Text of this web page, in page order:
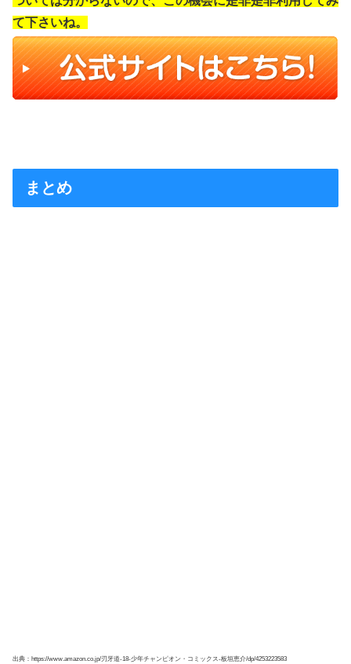
て下さいね。
まとめ
出典：https://www.amazon.co.jp/刃牙道-18-少年チャンピオン・コミックス-板垣恵介/dp/4253223583